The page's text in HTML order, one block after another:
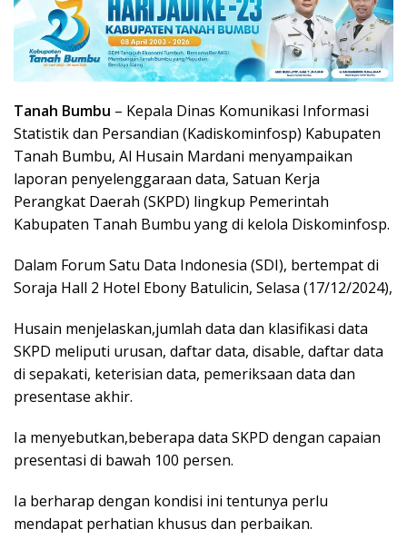
Tanah Bumbu – Kepala Dinas Komunikasi Informasi
Statistik dan Persandian (Kadiskominfosp) Kabupaten
Tanah Bumbu, Al Husain Mardani menyampaikan
laporan penyelenggaraan data, Satuan Kerja
Perangkat Daerah (SKPD) lingkup Pemerintah
Kabupaten Tanah Bumbu yang di kelola Diskominfosp.
Dalam Forum Satu Data Indonesia (SDI), bertempat di
Soraja Hall 2 Hotel Ebony Batulicin, Selasa (17/12/2024),
Husain menjelaskan,jumlah data dan klasifikasi data
SKPD meliputi urusan, daftar data, disable, daftar data
di sepakati, keterisian data, pemeriksaan data dan
presentase akhir.
Ia menyebutkan,beberapa data SKPD dengan capaian
presentasi di bawah 100 persen.
Ia berharap dengan kondisi ini tentunya perlu
mendapat perhatian khusus dan perbaikan.